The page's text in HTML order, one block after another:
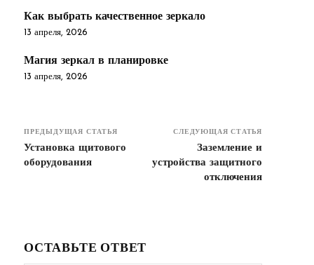
Как выбрать качественное зеркало
13 апреля, 2026
Магия зеркал в планировке
13 апреля, 2026
ПРЕДЫДУЩАЯ СТАТЬЯ
Установка щитового
оборудования
СЛЕДУЮЩАЯ СТАТЬЯ
Заземление и
устройства защитного
отключения
ОСТАВЬТЕ ОТВЕТ